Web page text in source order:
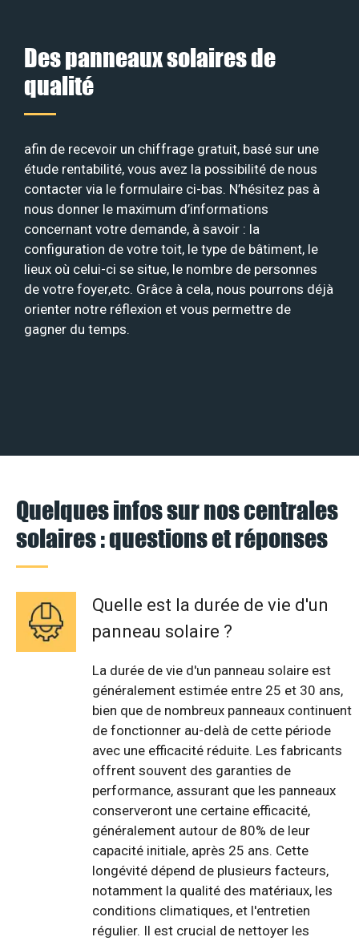
Des panneaux solaires de
qualité
afin de recevoir un chiffrage gratuit, basé sur une
étude rentabilité, vous avez la possibilité de nous
contacter via le formulaire ci-bas. N’hésitez pas à
nous donner le maximum d’informations
concernant votre demande, à savoir : la
configuration de votre toit, le type de bâtiment, le
lieux où celui-ci se situe, le nombre de personnes
de votre foyer,etc. Grâce à cela, nous pourrons déjà
orienter notre réflexion et vous permettre de
gagner du temps.
Quelques infos sur nos centrales
solaires : questions et réponses
Quelle est la durée de vie d'un
panneau solaire ?
La durée de vie d'un panneau solaire est
généralement estimée entre 25 et 30 ans,
bien que de nombreux panneaux continuent
de fonctionner au-delà de cette période
avec une efficacité réduite. Les fabricants
offrent souvent des garanties de
performance, assurant que les panneaux
conserveront une certaine efficacité,
généralement autour de 80% de leur
capacité initiale, après 25 ans. Cette
longévité dépend de plusieurs facteurs,
notamment la qualité des matériaux, les
conditions climatiques, et l'entretien
régulier. Il est crucial de nettoyer les